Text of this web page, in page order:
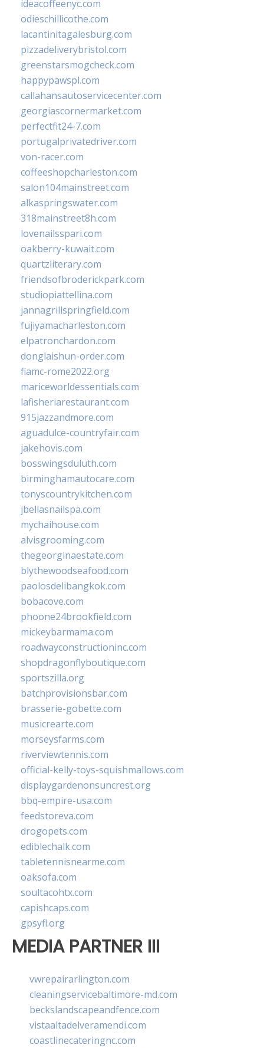
ideacoffeenyc.com
odieschillicothe.com
lacantinitagalesburg.com
pizzadeliverybristol.com
greenstarsmogcheck.com
happypawspl.com
callahansautoservicecenter.com
georgiascornermarket.com
perfectfit24-7.com
portugalprivatedriver.com
von-racer.com
coffeeshopcharleston.com
salon104mainstreet.com
alkaspringswater.com
318mainstreet8h.com
lovenailsspari.com
oakberry-kuwait.com
quartzliterary.com
friendsofbroderickpark.com
studiopiattellina.com
jannagrillspringfield.com
fujiyamacharleston.com
elpatronchardon.com
donglaishun-order.com
fiamc-rome2022.org
mariceworldessentials.com
lafisheriarestaurant.com
915jazzandmore.com
aguadulce-countryfair.com
jakehovis.com
bosswingsduluth.com
birminghamautocare.com
tonyscountrykitchen.com
jbellasnailspa.com
mychaihouse.com
alvisgrooming.com
thegeorginaestate.com
blythewoodseafood.com
paolosdelibangkok.com
bobacove.com
phoone24brookfield.com
mickeybarmama.com
roadwayconstructioninc.com
shopdragonflyboutique.com
sportszilla.org
batchprovisionsbar.com
brasserie-gobette.com
musicrearte.com
morseysfarms.com
riverviewtennis.com
official-kelly-toys-squishmallows.com
displaygardenonsuncrest.org
bbq-empire-usa.com
feedstoreva.com
drogopets.com
ediblechalk.com
tabletennisnearme.com
oaksofa.com
soultacohtx.com
capishcaps.com
gpsyfl.org
MEDIA PARTNER III
vwrepairarlington.com
cleaningservicebaltimore-md.com
beckslandscapeandfence.com
vistaaltadelveramendi.com
coastlinecateringnc.com